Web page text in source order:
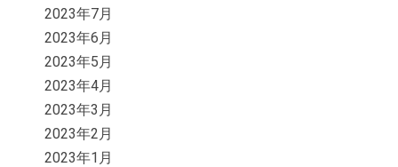
2023年7月
2023年6月
2023年5月
2023年4月
2023年3月
2023年2月
2023年1月